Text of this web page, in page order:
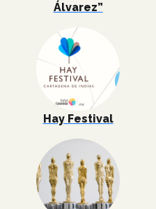
Álvarez”
Hay Festival